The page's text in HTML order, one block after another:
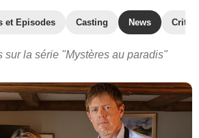
et Episodes Casting News
sur la série "Mystères au paradis"